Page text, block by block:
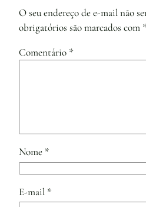
O seu endereço de e-mail não
obrigatórios são marcados com *
Comentário *
Nome *
E-mail *